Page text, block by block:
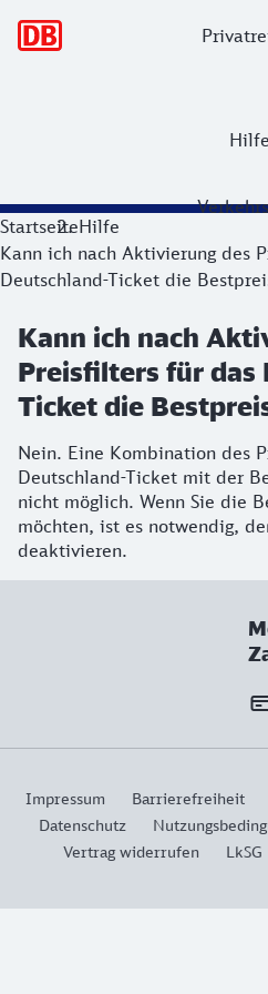
StartseiteHilfe
Kann ich nach Aktivierung des
Deutschland-Ticket die
Kann ich nach
Preisfilters für das
Ticket die
Nein. Eine Kombination des
Deutschland-Ticket mit der
nicht möglich. Wenn Sie die
möchten, ist es notwendig,
deaktivieren.
Impressum Barrierefreiheit
Datenschutz
Vertrag widerrufen
LkSG